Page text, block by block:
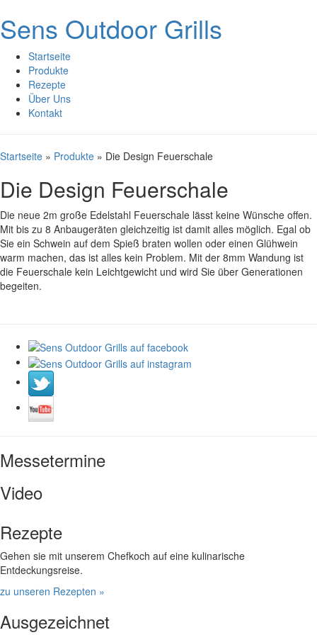
Sens Outdoor Grills
Startseite
Produkte
Rezepte
Über Uns
Kontakt
Startseite » Produkte » Die Design Feuerschale
Die Design Feuerschale
Die neue 2m große Edelstahl Feuerschale lässt keine Wünsche offen.
Mit bis zu 8 Anbaugeräten gleichzeitig ist damit alles möglich. Egal ob
Sie ein Schwein auf dem Spieß braten wollen oder einen Glühwein
warm machen, das ist alles kein Problem. Mit der 8mm Wandung ist
die Feuerschale kein Leichtgewicht und wird Sie über Generationen
begeiten.
Messetermine
Video
Rezepte
Gehen sie mit unserem Chefkoch auf eine kulinarische
Entdeckungsreise.
zu unseren Rezepten »
Ausgezeichnet